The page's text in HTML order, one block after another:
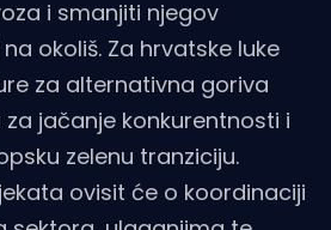
i smanjiti njegov
okoliš. Za hrvatske luke
za alternativna goriva
jačanje konkurentnosti i
zelenu tranziciju.
ovisit će o koordinaciji